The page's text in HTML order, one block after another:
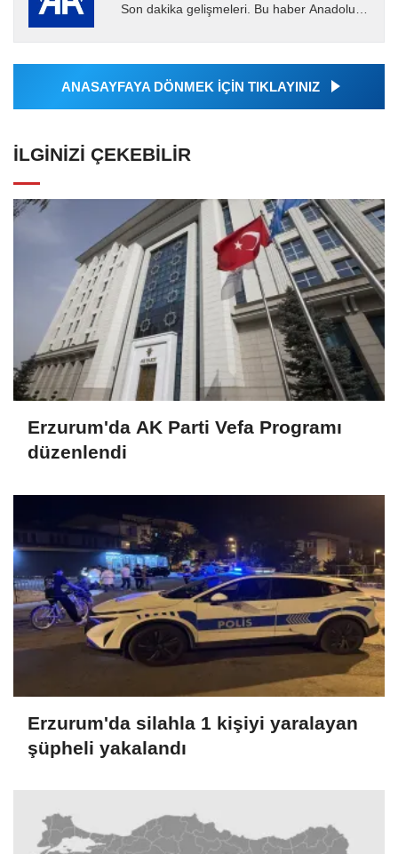
Son dakika gelişmeleri. Bu haber Anadolu
Ajansı tarafından...
ANASAYFAYA DÖNMEK İÇİN TIKLAYINIZ
İLGINIZI ÇEKEBILIR
Erzurum'da AK Parti Vefa Programı
düzenlendi
Erzurum'da silahla 1 kişiyi yaralayan
şüpheli yakalandı